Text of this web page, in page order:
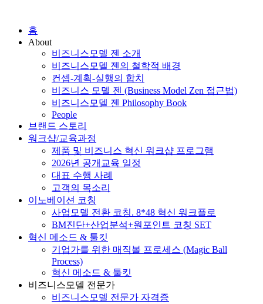
홈
About
비즈니스모델 젠 소개
비즈니스모델 젠의 철학적 배경
컨셉-계획-실행의 합치
비즈니스 모델 젠 (Business Model Zen 접근법)
비즈니스모델 젠 Philosophy Book
People
브랜드 스토리
워크샵/교육과정
제품 및 비즈니스 혁신 워크샵 프로그램
2026년 공개교육 일정
대표 수행 사례
고객의 목소리
이노베이션 코칭
사업모델 전환 코칭. 8*48 혁신 워크플로
BM진단+산업분석+원포인트 코칭 SET
혁신 메소드 & 툴킷
기업가를 위한 매직볼 프로세스 (Magic Ball
Process)
혁신 메소드 & 툴킷
비즈니스모델 전문가
비즈니스모델 전문가 자격증